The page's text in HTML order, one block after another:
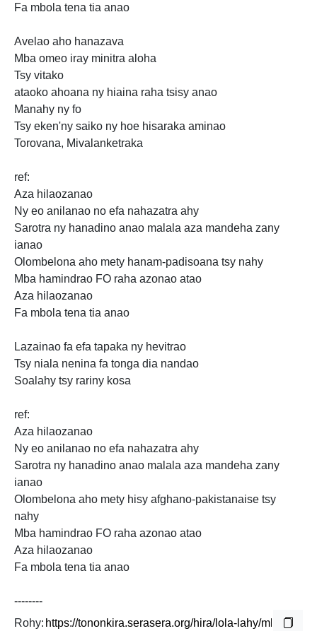
Fa mbola tena tia anao
Avelao aho hanazava
Mba omeo iray minitra aloha
Tsy vitako
ataoko ahoana ny hiaina raha tsisy anao
Manahy ny fo
Tsy eken'ny saiko ny hoe hisaraka aminao
Torovana, Mivalanketraka
ref:
Aza hilaozanao
Ny eo anilanao no efa nahazatra ahy
Sarotra ny hanadino anao malala aza mandeha zany
ianao
Olombelona aho mety hanam-padisoana tsy nahy
Mba hamindrao FO raha azonao atao
Aza hilaozanao
Fa mbola tena tia anao
Lazainao fa efa tapaka ny hevitrao
Tsy niala nenina fa tonga dia nandao
Soalahy tsy rariny kosa
ref:
Aza hilaozanao
Ny eo anilanao no efa nahazatra ahy
Sarotra ny hanadino anao malala aza mandeha zany
ianao
Olombelona aho mety hisy afghano-pakistanaise tsy
nahy
Mba hamindrao FO raha azonao atao
Aza hilaozanao
Fa mbola tena tia anao
--------
Rohy: